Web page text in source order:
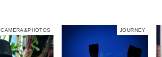
CAMERA&PHOTOS JOURNEY